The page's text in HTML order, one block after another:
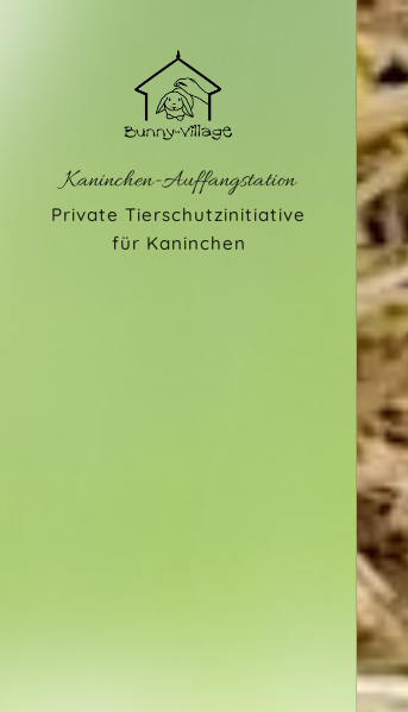
Kaninchen-Auffangstation
Private Tierschutzinitiative
für Kaninchen